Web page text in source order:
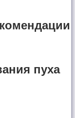
пуха